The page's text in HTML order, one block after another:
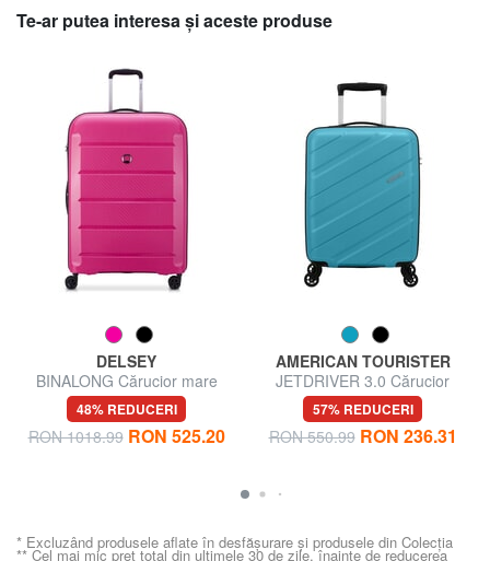
Te-ar putea interesa şi aceste produse
DELSEY
BINALONG Cărucior mare
48% REDUCERI
RON 1018.99 RON 525.20
AMERICAN TOURISTER
JETDRIVER 3.0 Cărucior
pentru bagaje de mână
57% REDUCERI
RON 550.99 RON 236.31
* Excluzând produsele aflate în desfășurare și produsele din Colecția
** Cel mai mic preț total din ultimele 30 de zile, înainte de reducerea